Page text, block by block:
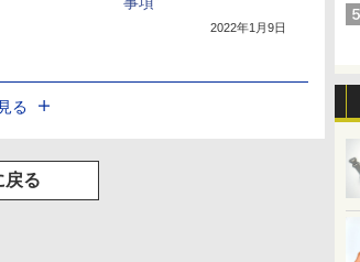
2022年1月9日
る
戻る